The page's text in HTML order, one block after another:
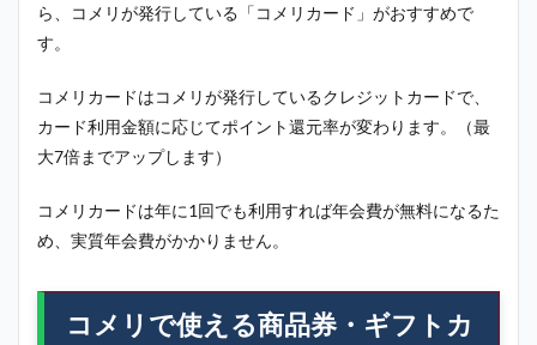
ら、コメリが発行している「コメリカード」がおすすめで
す。
コメリカードはコメリが発行しているクレジットカードで、
カード利用金額に応じてポイント還元率が変わります。（最
大7倍までアップします）
コメリカードは年に1回でも利用すれば年会費が無料になるた
め、実質年会費がかかりません。
コメリで使える商品券・ギフトカ